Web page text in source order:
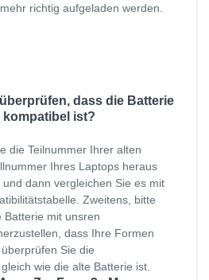
richtig aufgeladen werden.
dass die Batterie
kompatibel ist?
die Teilnummer Ihrer alten
Ihres Laptops heraus
und dann vergleichen Sie es mit
Zweitens, bitte
Batterie mit unsren
dass Ihre Formen
Sie die
wie die alte Batterie ist.